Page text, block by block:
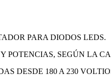
PARA DIODOS LEDS.
POTENCIAS, SEGÚN LA
DESDE 180 A 230